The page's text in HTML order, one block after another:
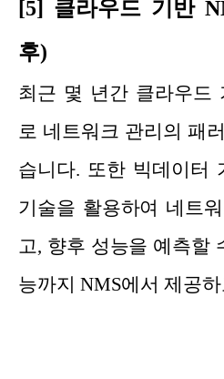
[5] 클라우드 기반
후)
최근 몇 년간 클라우드
로 네트워크 관리의 패
습니다. 또한 빅데이터
기술을 활용하여 네트
고, 향후 성능을 예측할
능까지 NMS에서 제공